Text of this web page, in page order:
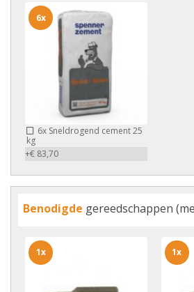
6x Sneldrogend cement 25
kg
+€ 83,70
6x
Benodigde gereedschappen
1x 1x